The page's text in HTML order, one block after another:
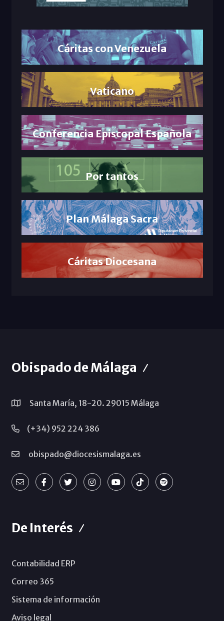
Cáritas con Venezuela
Vaticano
Conferencia Episcopal Española
Por tantos
Plan Málaga Sacra
Cáritas Diocesana
Obispado de Málaga
Santa María, 18-20. 29015 Málaga
(+34) 952 224 386
obispado@diocesismalaga.es
De Interés
Contabilidad ERP
Correo 365
Sistema de información
Aviso legal